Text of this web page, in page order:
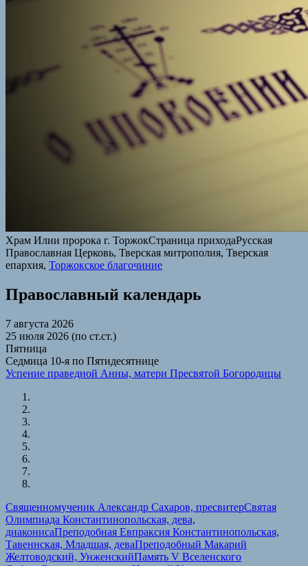
Храм Илии пророка г. ТоржокСтраница приходаРусская
Православная Церковь, Тверская митрополия, Тверская
епархия, Торжокское благочиние
Православный календарь
7 августа 2026
25 июля 2026 (по ст.ст.)
Пятница
Седмица 10-я по Пятидесятнице
Успение праведной Анны, матери Пресвятой Богородицы
Священномученик Александр Сахаров, пресвитерСвятая
Олимпиада Константинопольская, дева,
диаконисаПреподобная Евпраксия Константинопольская,
Тавеннская, Младшая, деваПреподобный Макарий
Желтоводский, УнженскийПамять V Вселенского